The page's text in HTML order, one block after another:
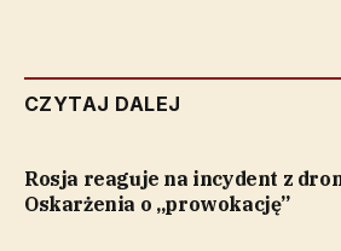
CZYTAJ DALEJ
Rosja reaguje na incydent z
Oskarżenia o „prowokację”